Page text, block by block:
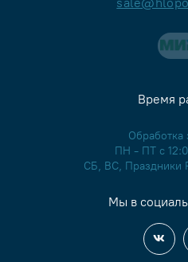
Время
Обработка
ПН - ПТ с
СБ, ВС,
Мы в